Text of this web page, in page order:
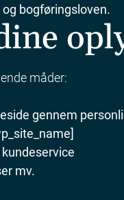
bogføringsloven.
måder:
gennem
mv.